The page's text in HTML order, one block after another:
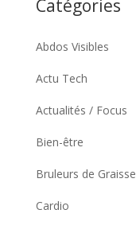
Catégories
Abdos Visibles
Actu Tech
Actualités / Focus
Bien-être
Bruleurs de Graisse
Cardio